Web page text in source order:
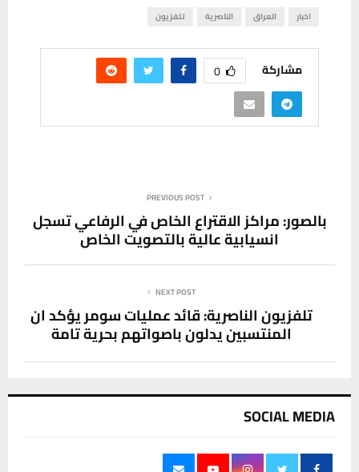
اخبار العراق الناصرية تلفزيون
مشاركة 0
PREVIOUS POST
بالصور: مراكز الاقتراع الخاص في الرفاعي تسجل
انسيابية عالية بالتصويت الخاص
NEXT POST
تلفزيون الناصرية: قائد عمليات سومر يؤكد ان
المنتسبين يدلون باصواتهم بحرية تامة
SOCIAL MEDIA